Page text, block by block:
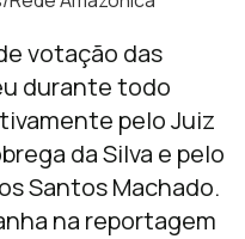
votação das
durante todo
pelo Juiz
da Silva e pelo
Santos Machado.
na reportagem